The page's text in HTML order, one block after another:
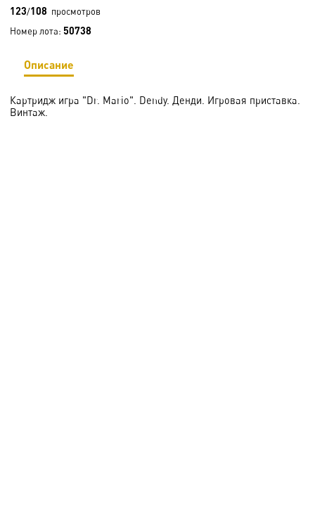
123/108 просмотров
Номер лота: 50738
Описание
Картридж игра "Dr. Mario". Dendy. Денди. Игровая приставка.
Винтаж.